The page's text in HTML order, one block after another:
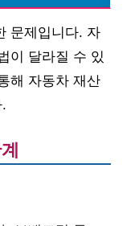
문제입니다. 자
이 달라질 수 있
해 자동차 재산